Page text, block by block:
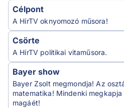
Célpont
A HírTV oknyomozó műsora!
Csörte
A HírTV politikai vitaműsora.
Bayer show
Bayer Zsolt megmondja! Az
matematika! Mindenki megkapja
magáét!